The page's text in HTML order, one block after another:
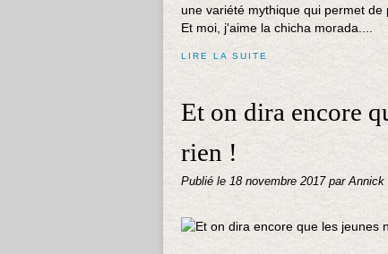
une variété mythique qui permet de
Et moi, j'aime la chicha morada....
LIRE LA SUITE
Et on dira encore
rien !
Publié le 18 novembre 2017 par Annick